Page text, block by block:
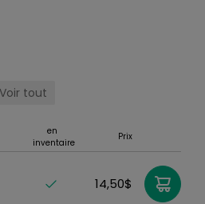
Voir tout
en
inventaire
Prix
14,50$